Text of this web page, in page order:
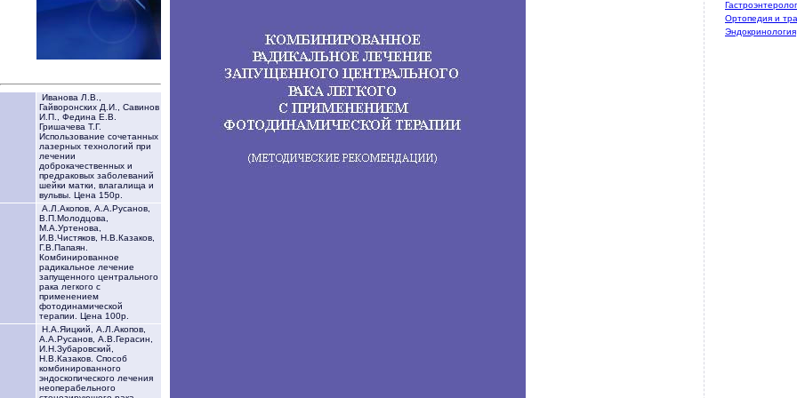
Иванова Л.В.,
Гайворонских Д.И., Савинов
И.П., Федина Е.В.
Гришачева Т.Г.
Использование сочетанных
лазерных технологий при
лечении
доброкачественных и
предраковых заболеваний
шейки матки, влагалища и
вульвы. Цена 150р.
А.Л.Акопов, А.А.Русанов,
В.П.Молодцова,
М.А.Уртенова,
И.В.Чистяков, Н.В.Казаков,
Г.В.Папаян.
Комбинированное
радикальное лечение
запущенного центрального
рака легкого с
применением
фотодинамической
терапии. Цена 100р.
Н.А.Яицкий, А.Л.Акопов,
А.А.Русанов, А.В.Герасин,
И.Н.Зубаровский,
Н.В.Казаков. Способ
комбинированного
эндоскопического лечения
неоперабельного
Ортопедия и
Эндокринология